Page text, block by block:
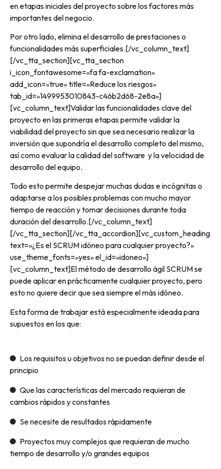
en etapas iniciales del proyecto sobre los factores más
importantes del negocio.
Por otro lado, elimina el desarrollo de prestaciones o
funcionalidades más superficiales.[/vc_column_text]
[/vc_tta_section][vc_tta_section
i_icon_fontawesome=»fa fa-exclamation»
add_icon=»true» title=»Reduce los riesgos»
tab_id=»1499953010843-c46b2d68-2e8a»]
[vc_column_text]Validar las funcionalidades clave del
proyecto en las primeras etapas permite validar la
viabilidad del proyecto sin que sea necesario realizar la
inversión que supondría el desarrollo completo del mismo,
así como evaluar la calidad del software y la velocidad de
desarrollo del equipo.
Todo esto permite despejar muchas dudas e incógnitas o
adaptarse a los posibles problemas con mucho mayor
tiempo de reacción y tomar decisiones durante toda
duración del desarrollo.[/vc_column_text]
[/vc_tta_section][/vc_tta_accordion][vc_custom_heading
text=»¿Es el SCRUM idóneo para cualquier proyecto?»
use_theme_fonts=»yes» el_id=»idoneo»]
[vc_column_text]El método de desarrollo ágil SCRUM se
puede aplicar en prácticamente cualquier proyecto, pero
esto no quiere decir que sea siempre el más idóneo.
Esta forma de trabajar está especialmente ideada para
supuestos en los que:
Los requisitos u objetivos no se puedan definir desde el
principio
Que las características del mercado requieran de
cambios rápidos y constantes
Se necesite de resultados rápidamente
Proyectos muy complejos que requieran de mucho
tiempo de desarrollo y/o grandes equipos